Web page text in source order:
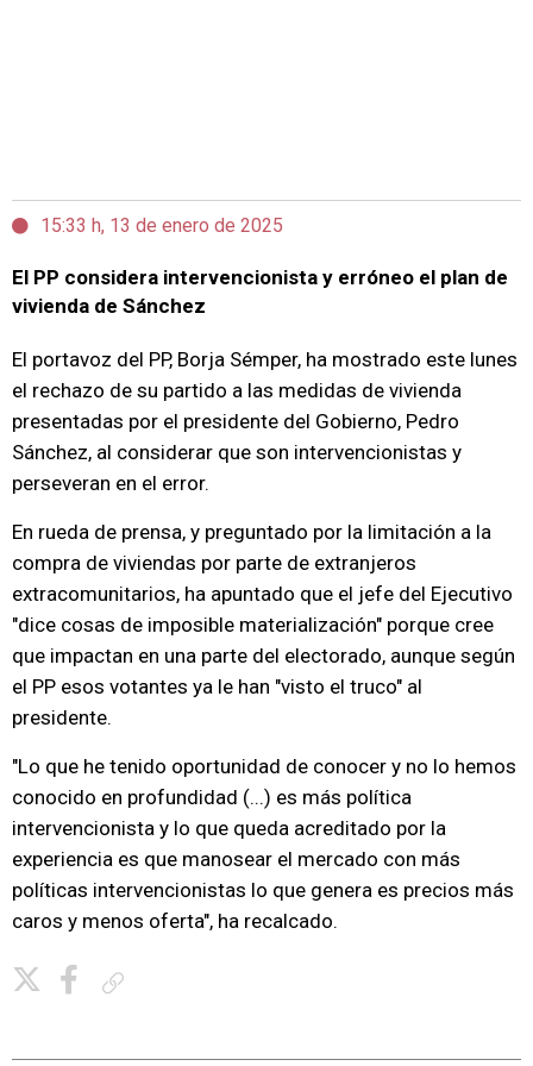
15:33 h, 13 de enero de 2025
El PP considera intervencionista y erróneo el plan de
vivienda de Sánchez
El portavoz del PP, Borja Sémper, ha mostrado este lunes
el rechazo de su partido a las medidas de vivienda
presentadas por el presidente del Gobierno, Pedro
Sánchez, al considerar que son intervencionistas y
perseveran en el error.
En rueda de prensa, y preguntado por la limitación a la
compra de viviendas por parte de extranjeros
extracomunitarios, ha apuntado que el jefe del Ejecutivo
"dice cosas de imposible materialización" porque cree
que impactan en una parte del electorado, aunque según
el PP esos votantes ya le han "visto el truco" al
presidente.
"Lo que he tenido oportunidad de conocer y no lo hemos
conocido en profundidad (...) es más política
intervencionista y lo que queda acreditado por la
experiencia es que manosear el mercado con más
políticas intervencionistas lo que genera es precios más
caros y menos oferta", ha recalcado.